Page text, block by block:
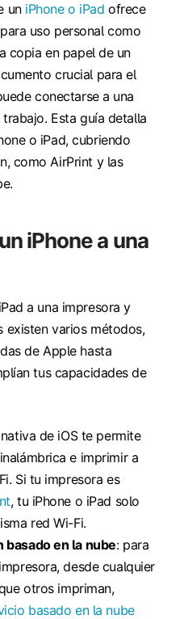
un iPhone o iPad ofrece
uso personal como
copia en papel de un
crucial para el
conectarse a una
Esta guía detalla
o iPad, cubriendo
como AirPrint y las
iPhone a una
a una impresora y
existen varios métodos,
de Apple hasta
tus capacidades de
de iOS te permite
e imprimir a
Si tu impresora es
, tu iPhone o iPad solo
red Wi-Fi.
basado en la nube: para
desde cualquier
otros impriman,
basado en la nube